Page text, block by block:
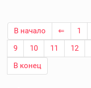
В начало ⇐ 1
9
10 11 12
В конец